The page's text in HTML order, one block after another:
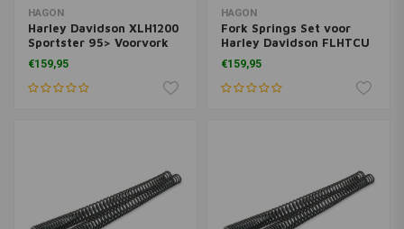
HAGON
Harley Davidson XLH1200
Sportster 95> Voorvork
Veren Set
€159,95
HAGON
Fork Springs Set voor
Harley Davidson FLHTCU
EG Classic Ultra 1988>
€159,95